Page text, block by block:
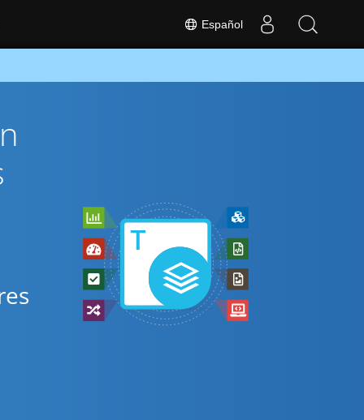
Español